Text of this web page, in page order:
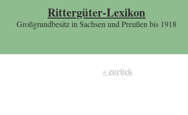
Rittergüter-Lexikon
Großgrundbesitz in Sachsen und Preußen bis 1918
« zurück